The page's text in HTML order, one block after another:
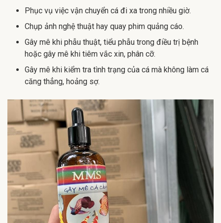
Phục vụ việc vận chuyển cá đi xa trong nhiều giờ.
Chụp ảnh nghệ thuật hay quay phim quảng cáo.
Gây mê khi phẫu thuật, tiểu phẫu trong điều trị bệnh
hoặc gây mê khi tiêm vắc xin, phân cỡ.
Gây mê khi kiểm tra tình trạng của cá mà không làm cá
căng thẳng, hoảng sợ.